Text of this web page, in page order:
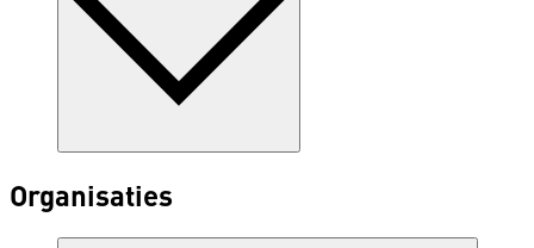
Organisaties